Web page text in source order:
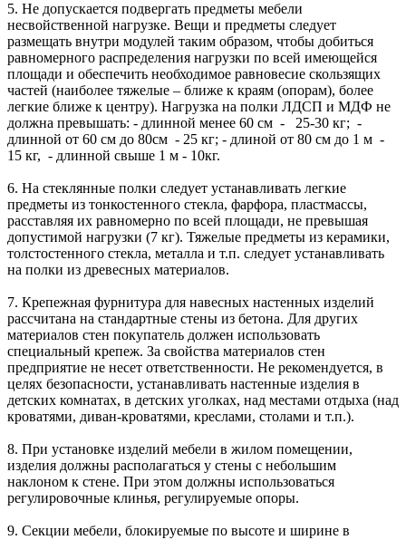
5. Не допускается подвергать предметы мебели
несвойственной нагрузке. Вещи и предметы следует
размещать внутри модулей таким образом, чтобы добиться
равномерного распределения нагрузки по всей имеющейся
площади и обеспечить необходимое равновесие скользящих
частей (наиболее тяжелые – ближе к краям (опорам), более
легкие ближе к центру). Нагрузка на полки ЛДСП и МДФ не
должна превышать: - длинной менее 60 см - 25-30 кг; -
длинной от 60 см до 80см - 25 кг; - длиной от 80 см до 1 м -
15 кг, - длинной свыше 1 м - 10кг.
6. На стеклянные полки следует устанавливать легкие
предметы из тонкостенного стекла, фарфора, пластмассы,
расставляя их равномерно по всей площади, не превышая
допустимой нагрузки (7 кг). Тяжелые предметы из керамики,
толстостенного стекла, металла и т.п. следует устанавливать
на полки из древесных материалов.
7. Крепежная фурнитура для навесных настенных изделий
рассчитана на стандартные стены из бетона. Для других
материалов стен покупатель должен использовать
специальный крепеж. За свойства материалов стен
предприятие не несет ответственности. Не рекомендуется, в
целях безопасности, устанавливать настенные изделия в
детских комнатах, в детских уголках, над местами отдыха (над
кроватями, диван-кроватями, креслами, столами и т.п.).
8. При установке изделий мебели в жилом помещении,
изделия должны располагаться у стены с небольшим
наклоном к стене. При этом должны использоваться
регулировочные клинья, регулируемые опоры.
9. Секции мебели, блокируемые по высоте и ширине в